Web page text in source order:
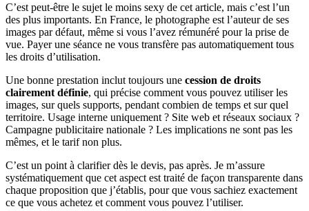
C’est peut-être le sujet le moins sexy de cet article, mais c’est l’un
des plus importants. En France, le photographe est l’auteur de ses
images par défaut, même si vous l’avez rémunéré pour la prise de
vue. Payer une séance ne vous transfère pas automatiquement tous
les droits d’utilisation.
Une bonne prestation inclut toujours une cession de droits
clairement définie, qui précise comment vous pouvez utiliser les
images, sur quels supports, pendant combien de temps et sur quel
territoire. Usage interne uniquement ? Site web et réseaux sociaux ?
Campagne publicitaire nationale ? Les implications ne sont pas les
mêmes, et le tarif non plus.
C’est un point à clarifier dès le devis, pas après. Je m’assure
systématiquement que cet aspect est traité de façon transparente dans
chaque proposition que j’établis, pour que vous sachiez exactement
ce que vous achetez et comment vous pouvez l’utiliser.